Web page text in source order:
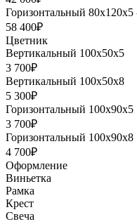
Горизонтальный 80х120х5
58 400₽
Цветник
Вертикальный 100х50х5
3 700₽
Вертикальный 100х50х8
5 300₽
Горизонтальный 100х90х5
3 700₽
Горизонтальный 100х90х8
4 700₽
Оформление
Виньетка
Рамка
Крест
Свеча